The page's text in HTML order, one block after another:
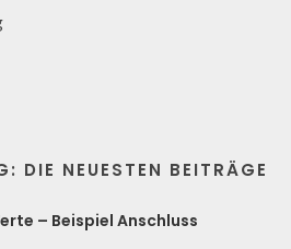
DIE NEUESTEN BEITRÄGE
– Beispiel Anschluss